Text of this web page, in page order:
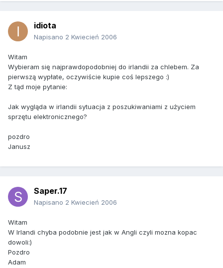
idiota
Napisano 2 Kwiecień 2006
Witam
Wybieram się najprawdopodobniej do irlandii za chlebem. Za
pierwszą wypłate, oczywiście kupie coś lepszego :)
Z tąd moje pytanie:
Jak wygląda w irlandii sytuacja z poszukiwaniami z użyciem
sprzętu elektronicznego?
pozdro
Janusz
Saper.17
Napisano 2 Kwiecień 2006
Witam
W Irlandi chyba podobnie jest jak w Angli czyli mozna kopac
dowoli:)
Pozdro
Adam